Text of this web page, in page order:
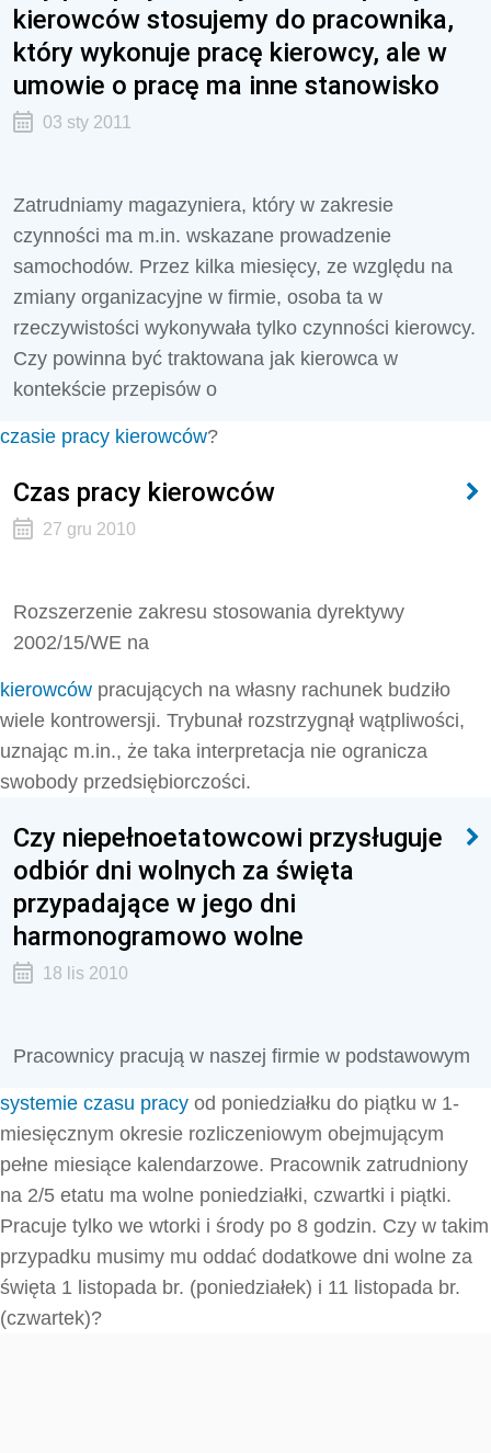
kierowców stosujemy do pracownika,
który wykonuje pracę kierowcy, ale w
umowie o pracę ma inne stanowisko
03 sty 2011
Zatrudniamy magazyniera, który w zakresie
czynności ma m.in. wskazane prowadzenie
samochodów. Przez kilka miesięcy, ze względu na
zmiany organizacyjne w firmie, osoba ta w
rzeczywistości wykonywała tylko czynności kierowcy.
Czy powinna być traktowana jak kierowca w
kontekście przepisów o
czasie pracy kierowców?
Czas pracy kierowców
27 gru 2010
Rozszerzenie zakresu stosowania dyrektywy
2002/15/WE na
kierowców pracujących na własny rachunek budziło
wiele kontrowersji. Trybunał rozstrzygnął wątpliwości,
uznając m.in., że taka interpretacja nie ogranicza
swobody przedsiębiorczości.
Czy niepełnoetatowcowi przysługuje
odbiór dni wolnych za święta
przypadające w jego dni
harmonogramowo wolne
18 lis 2010
Pracownicy pracują w naszej firmie w podstawowym
systemie czasu pracy od poniedziałku do piątku w 1-
miesięcznym okresie rozliczeniowym obejmującym
pełne miesiące kalendarzowe. Pracownik zatrudniony
na 2/5 etatu ma wolne poniedziałki, czwartki i piątki.
Pracuje tylko we wtorki i środy po 8 godzin. Czy w takim
przypadku musimy mu oddać dodatkowe dni wolne za
święta 1 listopada br. (poniedziałek) i 11 listopada br.
(czwartek)?